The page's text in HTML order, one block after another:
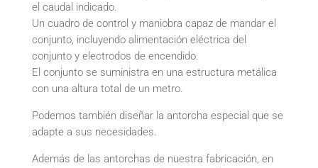
el caudal indicado.
Un cuadro de control y maniobra capaz de mandar el
conjunto, incluyendo alimentación eléctrica del
conjunto y electrodos de encendido.
El conjunto se suministra en una estructura metálica
con una altura total de un metro.
Podemos también diseñar la antorcha especial que se
adapte a sus necesidades.
Además de las antorchas de nuestra fabricación, en